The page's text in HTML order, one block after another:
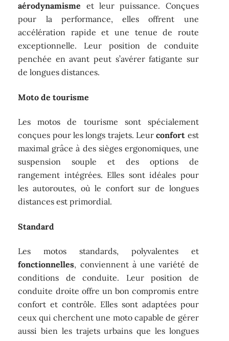
aérodynamisme et leur puissance. Conçues
pour la performance, elles offrent une
accélération rapide et une tenue de route
exceptionnelle. Leur position de conduite
penchée en avant peut s’avérer fatigante sur
de longues distances.
Moto de tourisme
Les motos de tourisme sont spécialement
conçues pour les longs trajets. Leurconfort est
maximal grâce à des sièges ergonomiques, une
suspension souple et des options de
rangement intégrées. Elles sont idéales pour
les autoroutes, où le confort sur de longues
distances est primordial.
Standard
Les motos standards, polyvalentes et
fonctionnelles, conviennent à une variété de
conditions de conduite. Leur position de
conduite droite offre un bon compromis entre
confort et contrôle. Elles sont adaptées pour
ceux qui cherchent une moto capable de gérer
aussi bien les trajets urbains que les longues